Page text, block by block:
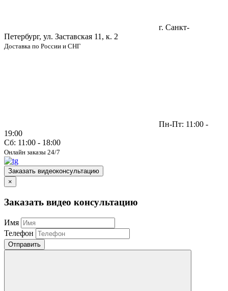
г. Санкт-
Петербург, ул. Заставская 11, к. 2
Доставка по России и СНГ
Пн-Пт: 11:00 -
19:00
Сб: 11:00 - 18:00
Онлайн заказы 24/7
Заказать видеоконсультацию
×
Заказать видео консультацию
Имя
Телефон
Отправить